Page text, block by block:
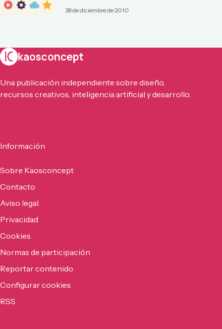
28 de diciembre de 2010
kaosconcept
Una publicación independiente sobre diseño,
recursos creativos, inteligencia artificial y desarrollo.
Información
Sobre Kaosconcept
Contacto
Aviso legal
Privacidad
Cookies
Normas de participación
Reportar contenido
Configurar cookies
RSS